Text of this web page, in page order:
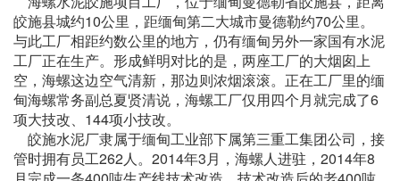
皎施县城约10公里，距缅甸第二大城市曼德勒约70公里。
与此工厂相距约数公里的地方，仍有缅甸另外一家国有水泥
工厂正在生产。形成鲜明对比的是，两座工厂的大烟囱上
空，海螺这边空气清新，那边则浓烟滚滚。正在工厂里的缅
甸海螺常务副总夏贤清说，海螺工厂仅用四个月就完成了6
项大技改、144项小技改。
皎施水泥厂隶属于缅甸工业部下属第三重工集团公司，接
管时拥有员工262人。2014年3月，海螺人进驻，2014年8